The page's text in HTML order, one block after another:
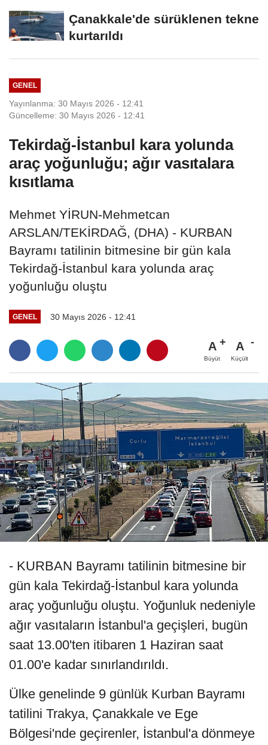
Çanakkale'de sürüklenen tekne
kurtarıldı
GENEL
Yayınlanma: 30 Mayıs 2026 - 12:41
Güncelleme: 30 Mayıs 2026 - 12:41
Tekirdağ-İstanbul kara yolunda
araç yoğunluğu; ağır vasıtalara
kısıtlama
Mehmet YİRUN-Mehmetcan
ARSLAN/TEKİRDAĞ, (DHA) - KURBAN
Bayramı tatilinin bitmesine bir gün kala
Tekirdağ-İstanbul kara yolunda araç
yoğunluğu oluştu
GENEL 30 Mayıs 2026 - 12:41
A
Büyüt
A
Küçült
- KURBAN Bayramı tatilinin bitmesine bir
gün kala Tekirdağ-İstanbul kara yolunda
araç yoğunluğu oluştu. Yoğunluk nedeniyle
ağır vasıtaların İstanbul'a geçişleri, bugün
saat 13.00'ten itibaren 1 Haziran saat
01.00'e kadar sınırlandırıldı.
Ülke genelinde 9 günlük Kurban Bayramı
tatilini Trakya, Çanakkale ve Ege
Bölgesi'nde geçirenler, İstanbul'a dönmeye